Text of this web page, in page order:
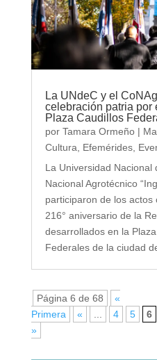
La UNdeC y el
celebración patria por
Plaza Caudillos
por Tamara Ormeño|
Cultura
Efemérides,
La Universidad Nacional
Nacional Agrotécnico
participaron de los
216° aniversario de la
desarrollados en la
Federales de la ciudad
Página 6 de 68
«
Primera
« 4 5 6
»